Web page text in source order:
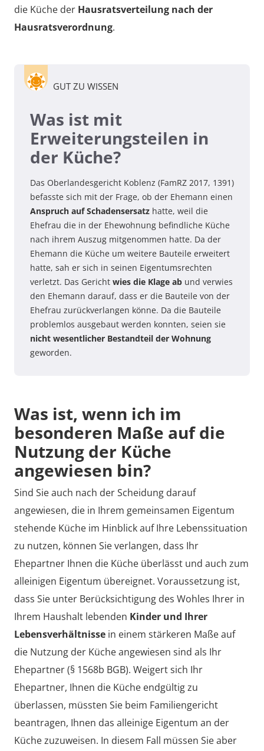
die Küche der Hausratsverteilung nach der
Hausratsverordnung.
GUT ZU WISSEN
Was ist mit
Erweiterungsteilen in
der Küche?
Das Oberlandesgericht Koblenz (FamRZ 2017, 1391)
befasste sich mit der Frage, ob der Ehemann einen
Anspruch auf Schadensersatz hatte, weil die
Ehefrau die in der Ehewohnung befindliche Küche
nach ihrem Auszug mitgenommen hatte. Da der
Ehemann die Küche um weitere Bauteile erweitert
hatte, sah er sich in seinen Eigentumsrechten
verletzt. Das Gericht wies die Klage ab und verwies
den Ehemann darauf, dass er die Bauteile von der
Ehefrau zurückverlangen könne. Da die Bauteile
problemlos ausgebaut werden konnten, seien sie
nicht wesentlicher Bestandteil der Wohnung
geworden.
Was ist, wenn ich im
besonderen Maße auf die
Nutzung der Küche
angewiesen bin?
Sind Sie auch nach der Scheidung darauf
angewiesen, die in Ihrem gemeinsamen Eigentum
stehende Küche im Hinblick auf Ihre Lebenssituation
zu nutzen, können Sie verlangen, dass Ihr
Ehepartner Ihnen die Küche überlässt und auch zum
alleinigen Eigentum übereignet. Voraussetzung ist,
dass Sie unter Berücksichtigung des Wohles Ihrer in
Ihrem Haushalt lebenden Kinder und Ihrer
Lebensverhältnisse in einem stärkeren Maße auf
die Nutzung der Küche angewiesen sind als Ihr
Ehepartner (§ 1568b BGB). Weigert sich Ihr
Ehepartner, Ihnen die Küche endgültig zu
überlassen, müssten Sie beim Familiengericht
beantragen, Ihnen das alleinige Eigentum an der
Küche zuzuweisen. In diesem Fall müssen Sie aber